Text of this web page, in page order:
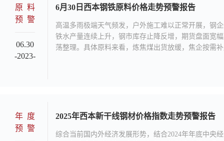
3430元区间运行。
原料
预警
06.30
-2023-
6月30日西本钢铁原料价格走势预警报告
高温多雨极端天气频发，户外施工难以正常开展，钢
铁水产量连续上升，钢市库存止降反增，期货盘面宽
荡整理。具体原料来看，炼焦煤出货放缓，焦企按需
年度
预警
2025年西本新干线钢材价格指数走势预警报告
综合当前国内外经济发展形势，结合2024年年底中央